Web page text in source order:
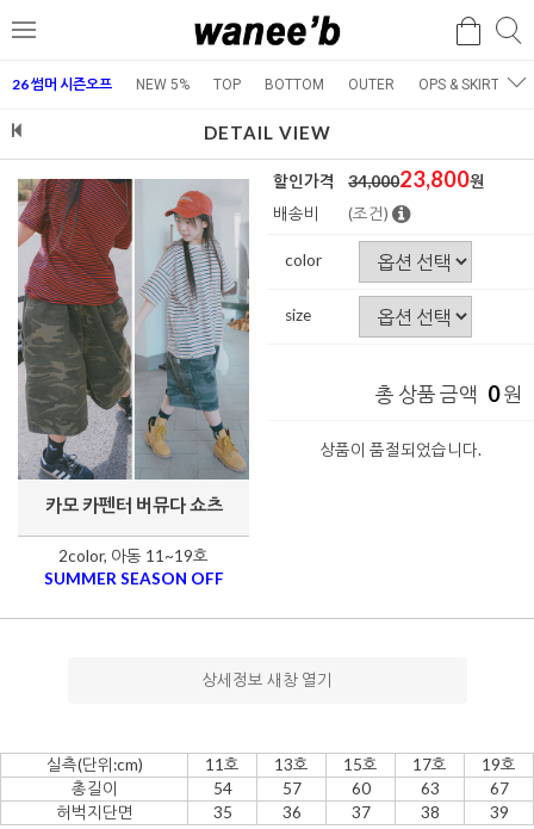
메
검
26 썸머 시즌오프 NEW 5% TOP BOTTOM OUTER OPS & SKIRT
DETAIL VIEW
카모 카펜터 버뮤다 쇼츠
2color, 아동 11~19호
SUMMER SEASON OFF
할인가격 34,00023,800원
배송비
(조건)
color
size
총 상품 금액 0원
상품이 품절되었습니다.
상세정보 새창 열기
실측(단위:cm) 11호 13호 15호 17호
19호
총길이
54 57 60 63
67
허벅지단면
35 36 37 38 39